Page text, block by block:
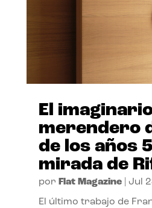
El
merendero
de los años
mirada de
por Flat Magazine| Jul
El último trabajo de